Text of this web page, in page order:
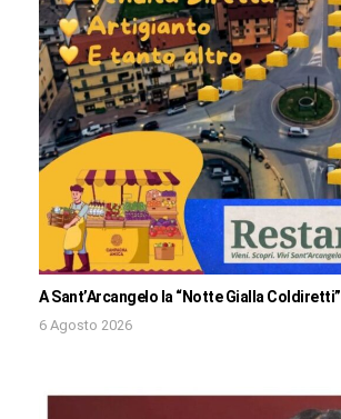
A Sant’Arcangelo la “Notte Gialla Coldiretti”
6 Agosto 2026